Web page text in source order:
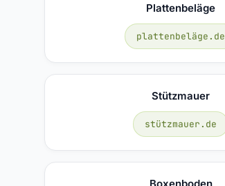
Plattenbeläge
plattenbeläge.de
Stützmauer
stützmauer.de
Boxenboden